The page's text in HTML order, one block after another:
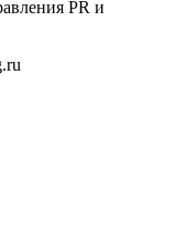
PR и